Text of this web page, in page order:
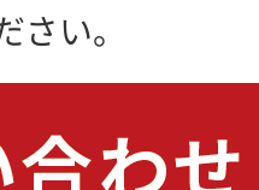
さい。